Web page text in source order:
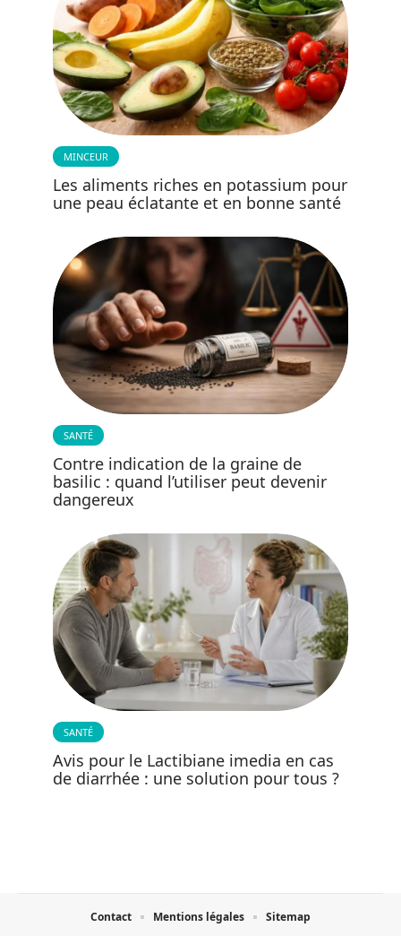
MINCEUR
Les aliments riches en potassium pour
une peau éclatante et en bonne santé
SANTÉ
Contre indication de la graine de
basilic : quand l’utiliser peut devenir
dangereux
SANTÉ
Avis pour le Lactibiane imedia en cas
de diarrhée : une solution pour tous ?
Contact Mentions légales Sitemap